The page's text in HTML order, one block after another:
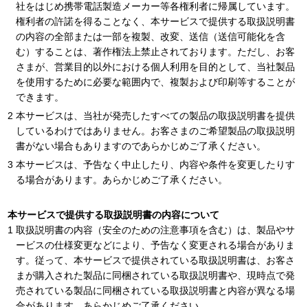
社をはじめ携帯電話製造メーカー等各権利者に帰属しています。
権利者の許諾を得ることなく、本サービスで提供する取扱説明書
の内容の全部または一部を複製、改変、送信（送信可能化を含
む）することは、著作権法上禁止されております。ただし、お客
さまが、営業目的以外における個人利用を目的として、当社製品
を使用するために必要な範囲内で、複製および印刷等することが
できます。
本サービスは、当社が発売したすべての製品の取扱説明書を提供
しているわけではありません。お客さまのご希望製品の取扱説明
書がない場合もありますのであらかじめご了承ください。
本サービスは、予告なく中止したり、内容や条件を変更したりす
る場合があります。あらかじめご了承ください。
本サービスで提供する取扱説明書の内容について
取扱説明書の内容（安全のための注意事項を含む）は、製品やサ
ービスの仕様変更などにより、予告なく変更される場合がありま
す。従って、本サービスで提供されている取扱説明書は、お客さ
まが購入された製品に同梱されている取扱説明書や、現時点で発
売されている製品に同梱されている取扱説明書と内容が異なる場